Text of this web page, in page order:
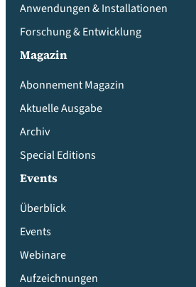
Anwendungen & Installationen
Forschung & Entwicklung
Magazin
Abonnement Magazin
Aktuelle Ausgabe
Archiv
Special Editions
Events
Überblick
Events
Webinare
Aufzeichnungen